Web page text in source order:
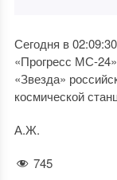
Сегодня в
«Прогресс МС-
«Звезда»
космической
А.Ж.
745